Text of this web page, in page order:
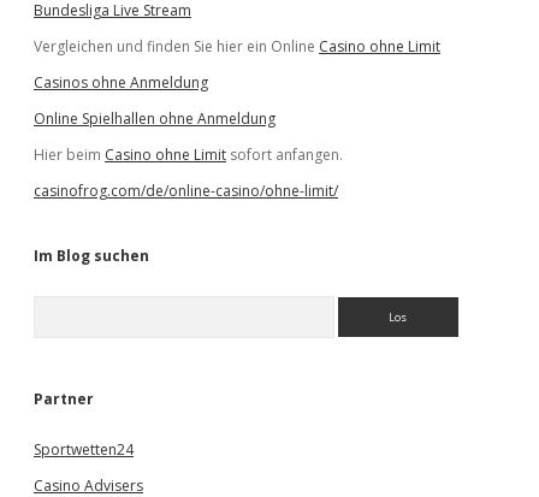
Bundesliga Live Stream
Vergleichen und finden Sie hier ein Online Casino ohne Limit
Casinos ohne Anmeldung
Online Spielhallen ohne Anmeldung
Hier beim Casino ohne Limit sofort anfangen.
casinofrog.com/de/online-casino/ohne-limit/
Im Blog suchen
e
Partner
Sportwetten24
Casino Advisers